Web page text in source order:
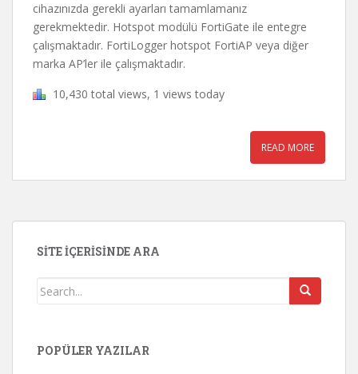
cihazınızda gerekli ayarları tamamlamanız
gerekmektedir. Hotspot modülü FortiGate ile entegre
çalışmaktadır. FortiLogger hotspot FortiAP veya diğer
marka AP’ler ile çalışmaktadır.
10,430 total views, 1 views today
READ MORE
SITE İÇERISINDE ARA
POPÜLER YAZILAR